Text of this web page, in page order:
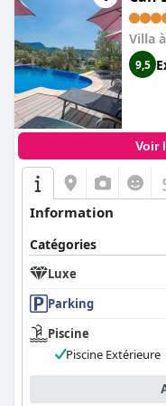
bien considéré par ses
Villa à
9,5
Voir
Information
Catégories
Luxe
Parking
Piscine
Piscine Extérieure